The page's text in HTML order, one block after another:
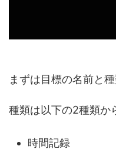
まずは目標の名前と種
種類は以下の2種類か
時間記録